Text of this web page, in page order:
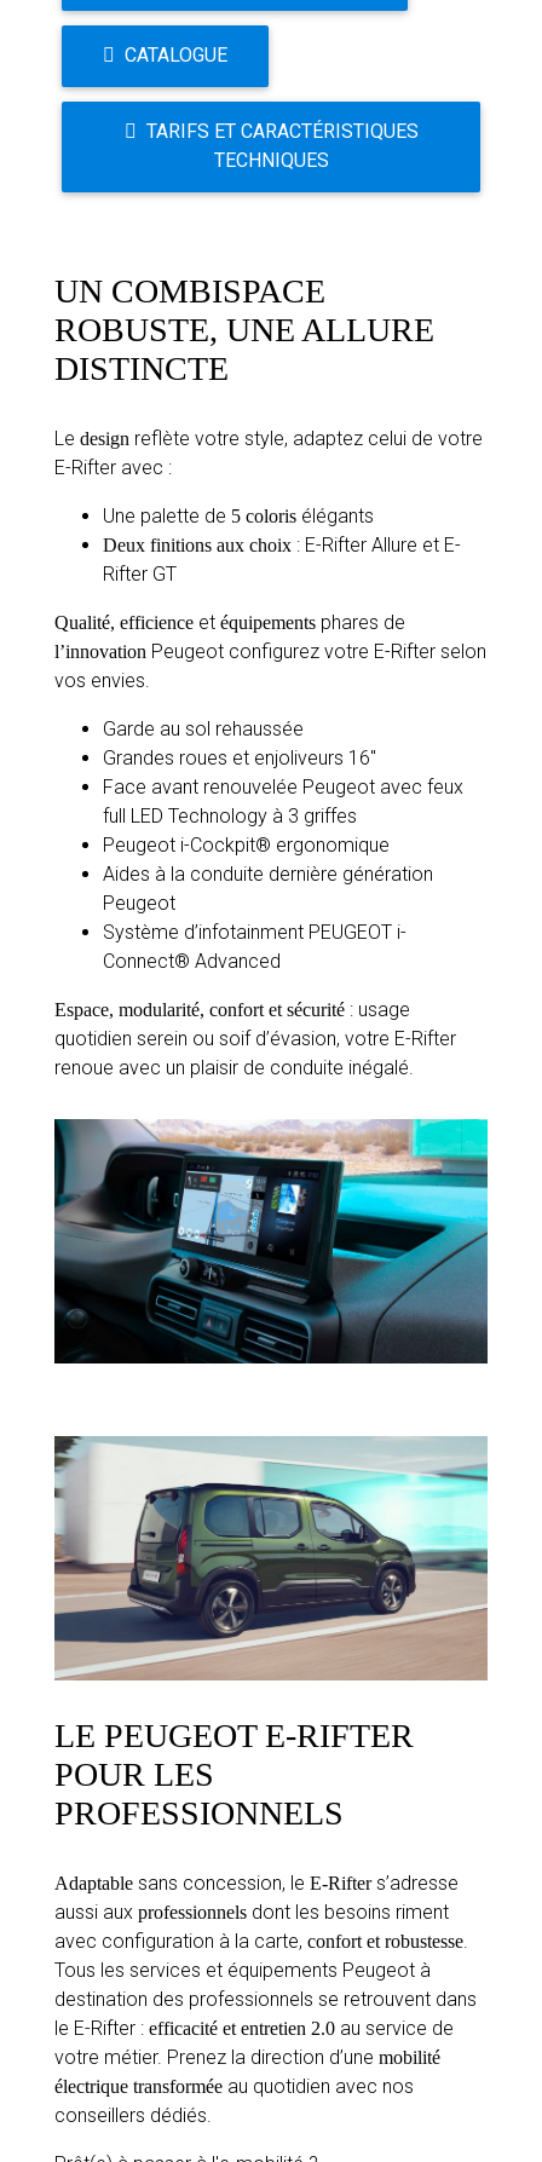
CATALOGUE
TARIFS ET CARACTÉRISTIQUES
TECHNIQUES
UN COMBISPACE
ROBUSTE, UNE ALLURE
DISTINCTE
Le design reflète votre style, adaptez celui de votre
E-Rifter avec :
Une palette de 5 coloris élégants
Deux finitions aux choix : E-Rifter Allure et E-
Rifter GT
Qualité, efficience et équipements phares de
l’innovation Peugeot configurez votre E-Rifter selon
vos envies.
Garde au sol rehaussée
Grandes roues et enjoliveurs 16″
Face avant renouvelée Peugeot avec feux
full LED Technology à 3 griffes
Peugeot i-Cockpit® ergonomique
Aides à la conduite dernière génération
Peugeot
Système d’infotainment PEUGEOT i-
Connect® Advanced
Espace, modularité, confort et sécurité : usage
quotidien serein ou soif d’évasion, votre E-Rifter
renoue avec un plaisir de conduite inégalé.
LE PEUGEOT E-RIFTER
POUR LES
PROFESSIONNELS
Adaptable sans concession, le E-Rifters’adresse
aussi aux professionnels dont les besoins riment
avec configuration à la carte, confort et robustesse.
Tous les services et équipements Peugeot à
destination des professionnels se retrouvent dans
le E-Rifter : efficacité et entretien 2.0 au service de
votre métier. Prenez la direction d’une mobilité
électrique transformée au quotidien avec nos
conseillers dédiés.